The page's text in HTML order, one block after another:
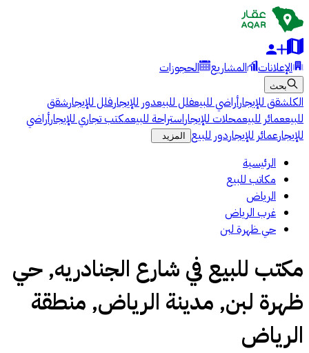
الإعلانات المشاريع الحجوزات
بحث
الكلشقق للإيجارأراضي للبيعفلل للبيعدور للإيجارفلل للإيجارشقق
للبيععمائر للبيعمحلات للإيجاراستراحة للبيعمكتب تجاري للإيجارأراضي
للإيجارعمائر للإيجاردور للبيع المزيد
الرئيسية
مكاتب للبيع
الرياض
غرب الرياض
حي ظهرة لبن
مكتب للبيع في شارع الجنادريه, حي
ظهرة لبن, مدينة الرياض, منطقة
الرياض